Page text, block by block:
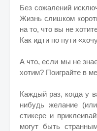
Без сожалений
Жизнь слишком
на то, что вы не
Как идти по пути
А что, если мы не
хотим? Поиграйте в
Каждый раз, когда у
нибудь желание
стикере и
могут быть